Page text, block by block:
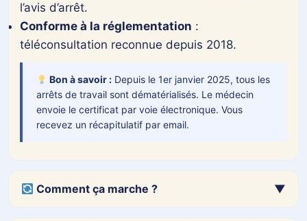
Ajouter des photos (acné, zona) ou
documents (optionnel)
Analyser (GPT-4o Vision activé)
l’avis d’arrêt.
Conforme à la réglementation :
téléconsultation reconnue depuis 2018.
Bon à savoir :Depuis le 1er janvier 2025, tous les
arrêts de travail sont dématérialisés. Le médecin
envoie le certificat par voie électronique. Vous
recevez un récapitulatif par email.
Comment ça marche ? ▼